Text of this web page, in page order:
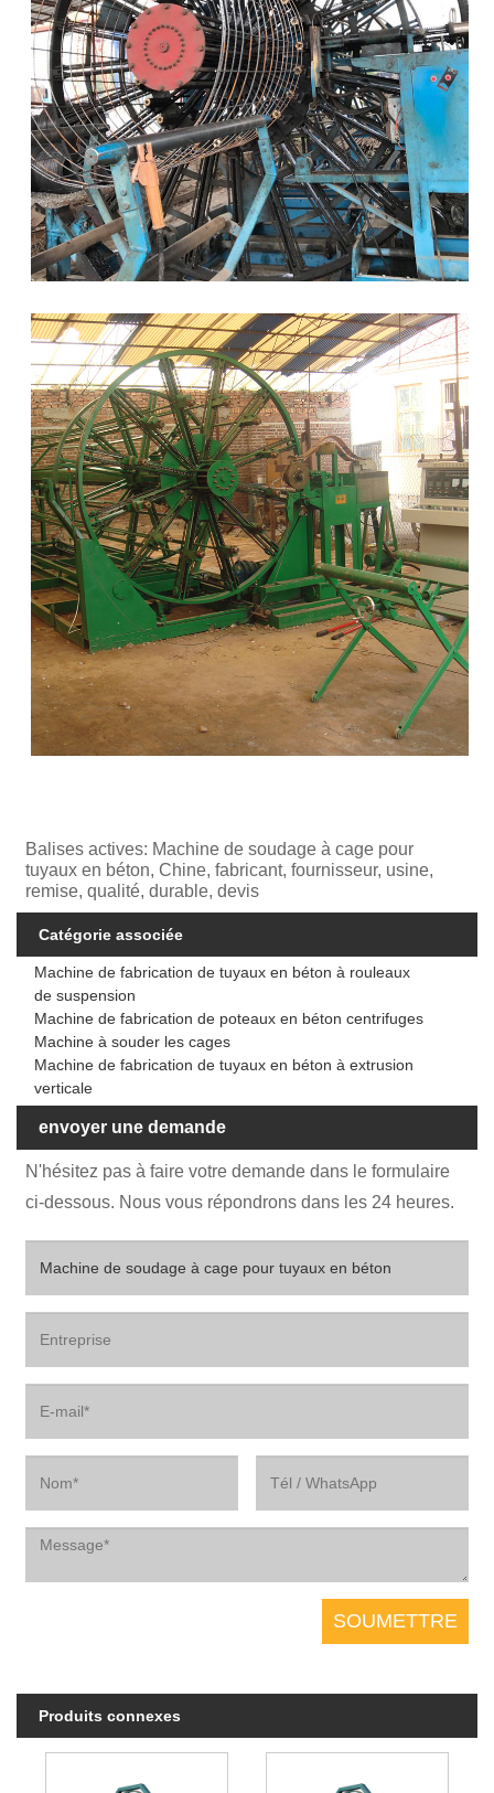
Balises actives: Machine de soudage à cage pour
tuyaux en béton, Chine, fabricant, fournisseur, usine,
remise, qualité, durable, devis
Catégorie associée
Machine de fabrication de tuyaux en béton à rouleaux
de suspension
Machine de fabrication de poteaux en béton centrifuges
Machine à souder les cages
Machine de fabrication de tuyaux en béton à extrusion
verticale
envoyer une demande
N'hésitez pas à faire votre demande dans le formulaire
ci-dessous. Nous vous répondrons dans les 24 heures.
Produits connexes